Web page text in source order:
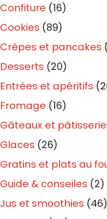
Confiture (16)
Cookies (89)
Crêpes et pancakes
Desserts (20)
Entrées et apéritifs
Fromage (16)
Gâteaux et
Glaces (26)
Gratins et plats au
Guide & conseiles (2)
Jus et smoothies (46)